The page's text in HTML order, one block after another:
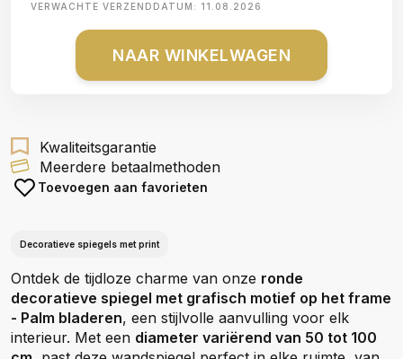
VERWACHTE VERZENDDATUM: 11.08.2026
NAAR WINKELWAGEN
Kwaliteitsgarantie
Meerdere betaalmethoden
Toevoegen aan favorieten
Decoratieve spiegels met print
Ontdek de tijdloze charme van onze ronde
decoratieve spiegel met grafisch motief op het frame
- Palm bladeren, een stijlvolle aanvulling voor elk
interieur. Met een diameter variërend van 50 tot 100